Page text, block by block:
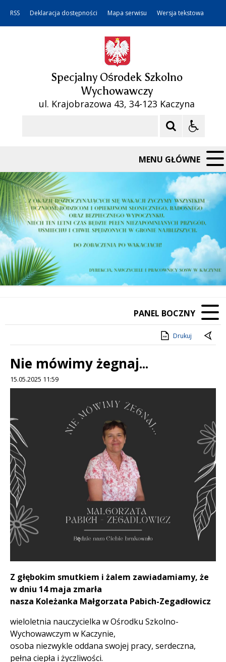
RSS Deklaracja dostępności Mapa serwisu Wersja tekstowa
Specjalny Ośrodek Szkolno
Wychowawczy
ul. Krajobrazowa 43, 34-123 Kaczyna
MENU GŁÓWNE
PANEL BOCZNY
Drukuj
Nie mówimy żegnaj...
15.05.2025 11:59
Treść
Z głębokim smutkiem i żalem zawiadamiamy, że
w dniu 14 maja zmarła
nasza Koleżanka Małgorzata Pabich-Zegadłowicz
wieloletnia nauczycielka w Ośrodku Szkolno-
Wychowawczym w Kaczynie,
osoba niezwykle oddana swojej pracy, serdeczna,
pełna ciepła i życzliwości.